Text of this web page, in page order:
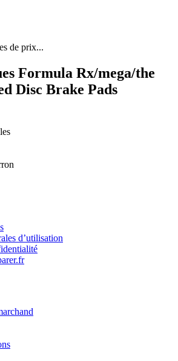
de prix...
Formula Rx/mega/the
Disc Brake Pads
d’utilisation